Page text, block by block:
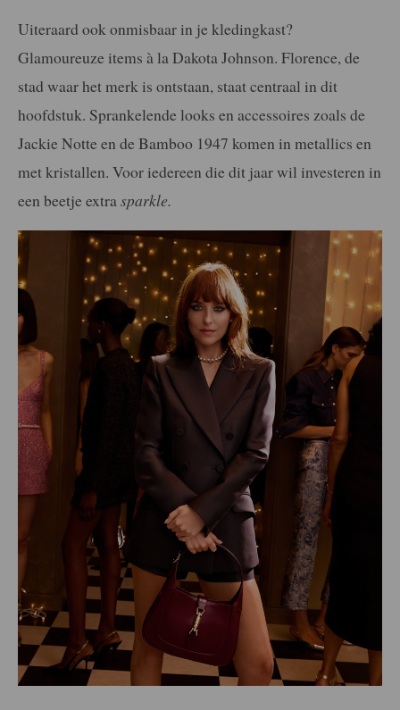
Uiteraard ook onmisbaar in je kledingkast?
Glamoureuze items à la Dakota Johnson. Florence, de
stad waar het merk is ontstaan, staat centraal in dit
hoofdstuk. Sprankelende looks en accessoires zoals de
Jackie Notte en de Bamboo 1947 komen in metallics en
met kristallen. Voor iedereen die dit jaar wil investeren in
een beetje extrasparkle.